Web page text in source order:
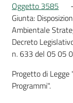
Oggetto 3585
Giunta:
Ambientale
Decreto
n. 633 del 05 05
Progetto di
Programmi".